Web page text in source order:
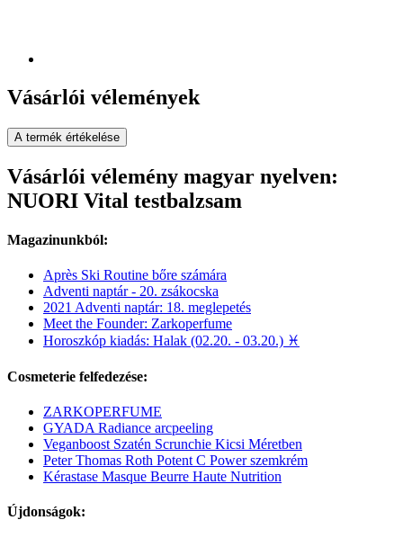
Vásárlói vélemények
A termék értékelése
Vásárlói vélemény magyar nyelven:
NUORI Vital testbalzsam
Magazinunkból:
Après Ski Routine bőre számára
Adventi naptár - 20. zsákocska
2021 Adventi naptár: 18. meglepetés
Meet the Founder: Zarkoperfume
Horoszkóp kiadás: Halak (02.20. - 03.20.) ♓
Cosmeterie felfedezése:
ZARKOPERFUME
GYADA Radiance arcpeeling
Veganboost Szatén Scrunchie Kicsi Méretben
Peter Thomas Roth Potent C Power szemkrém
Kérastase Masque Beurre Haute Nutrition
Újdonságok: